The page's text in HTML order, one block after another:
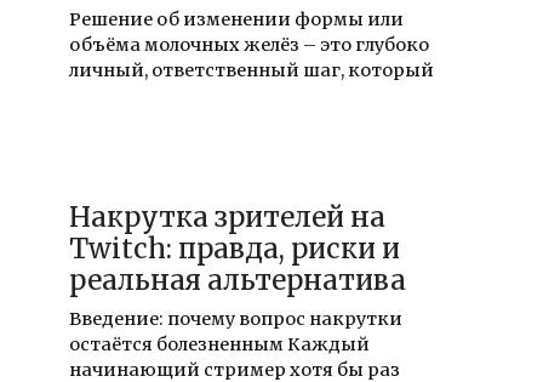
Решение об изменении формы или
объёма молочных желёз – это глубоко
личный, ответственный шаг, который
Накрутка зрителей на
Twitch: правда, риски и
реальная альтернатива
Введение: почему вопрос накрутки
остаётся болезненным Каждый
начинающий стример хотя бы раз